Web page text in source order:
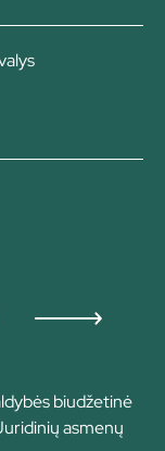
biudžetinė
asmenų